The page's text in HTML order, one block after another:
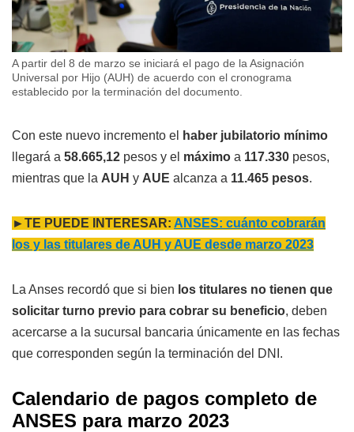
A partir del 8 de marzo se iniciará el pago de la Asignación
Universal por Hijo (AUH) de acuerdo con el cronograma
establecido por la terminación del documento.
Con este nuevo incremento el
haber jubilatorio mínimo
llegará a 58.665,12 pesos y el máximo a 117.330 pesos,
mientras que la AUH y AUE alcanza a 11.465 pesos.
►TE PUEDE INTERESAR: ANSES: cuánto cobrarán
los y las titulares de AUH y AUE desde marzo 2023
La Anses recordó que si bien los titulares no tienen que
solicitar turno previo para cobrar su beneficio, deben
acercarse a la sucursal bancaria únicamente en las fechas
que corresponden según la terminación del DNI.
Calendario de pagos completo de
ANSES para marzo 2023